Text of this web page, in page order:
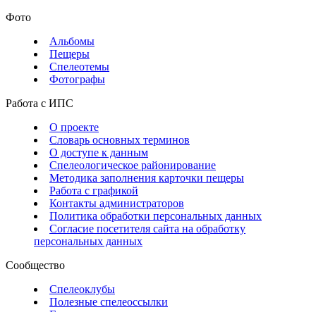
Фото
Альбомы
Пещеры
Спелеотемы
Фотографы
Работа с ИПС
О проекте
Словарь основных терминов
О доступе к данным
Спелеологическое районирование
Методика заполнения карточки пещеры
Работа с графикой
Контакты администраторов
Политика обработки персональных данных
Согласие посетителя сайта на обработку
персональных данных
Сообщество
Спелеоклубы
Полезные спелеоссылки